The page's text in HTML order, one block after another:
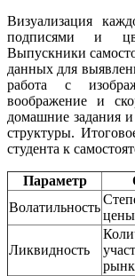
Визуализация
подписями и
Выпускники
данных для
работа с
воображение и
домашние задания
структуры.
студента к
Параметр
Волатильность
цены
Ликвидность